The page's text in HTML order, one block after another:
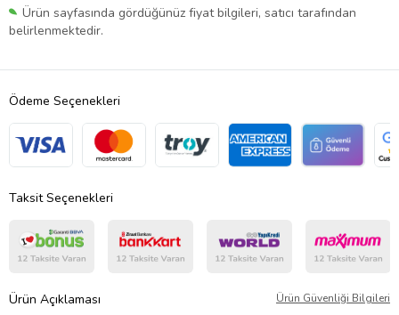
Ürün sayfasında gördüğünüz fiyat bilgileri, satıcı tarafından
belirlenmektedir.
Ödeme Seçenekleri
Taksit Seçenekleri
Ürün Açıklaması Ürün Güvenliği Bilgileri